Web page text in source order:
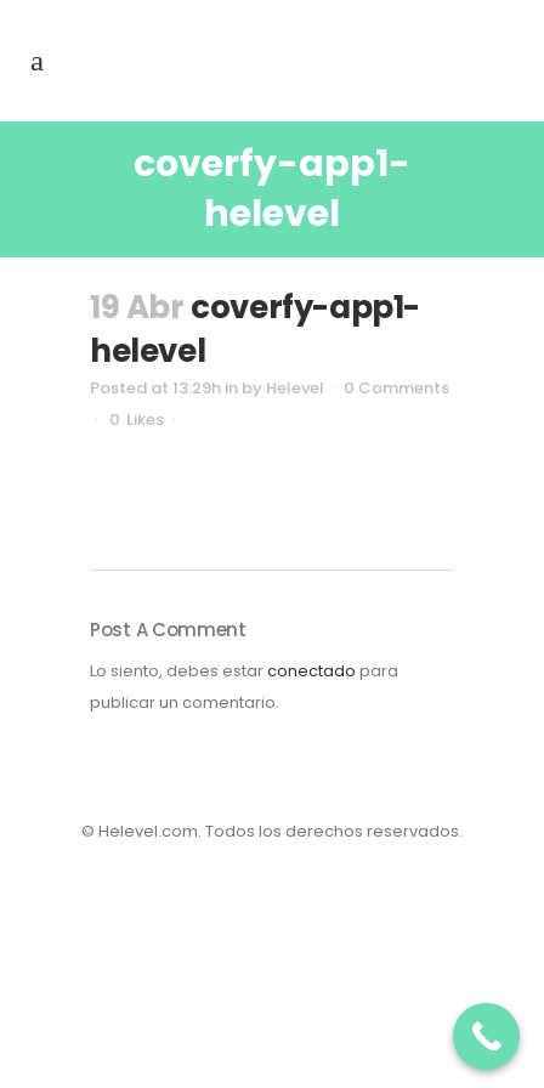
coverfy-app1-
helevel
19 Abrcoverfy-app1-
helevel
Posted at 13:29h in by Helevel
0 Comments
0 Likes
Post A Comment
Lo siento, debes estarconectado para
publicar un comentario.
© Helevel.com. Todos los derechos reservados.